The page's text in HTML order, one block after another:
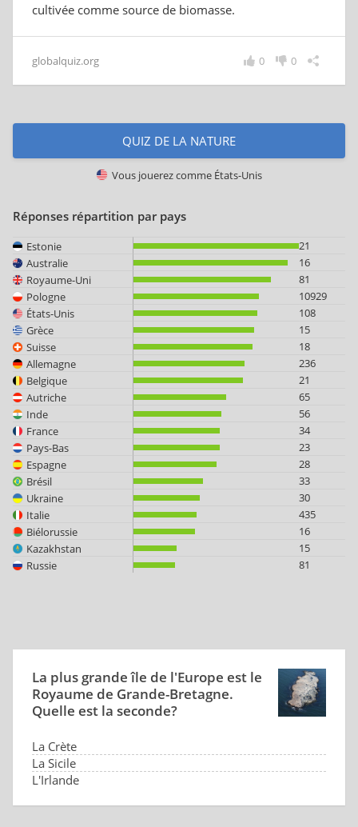
cultivée comme source de biomasse.
globalquiz.org 0
0
QUIZ DE LA NATURE
Vous jouerez comme États-Unis
Réponses répartition par pays
Estonie
21
Australie
16
Royaume-Uni
81
Pologne
10929
États-Unis
108
Grèce
15
Suisse
18
Allemagne
236
Belgique
21
Autriche
65
Inde
56
France
34
Pays-Bas
23
Espagne
28
Brésil
33
Ukraine
30
Italie
435
Biélorussie
16
Kazakhstan
15
Russie
81
La plus grande île de l'Europe est le
Royaume de Grande-Bretagne.
Quelle est la seconde?
La Crète
La Sicile
L'Irlande